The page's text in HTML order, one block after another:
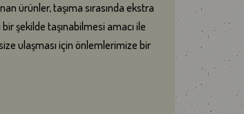
ürünler, taşıma sırasında ekstra
şekilde taşınabilmesi amacı ile
ulaşması için önlemlerimize bir